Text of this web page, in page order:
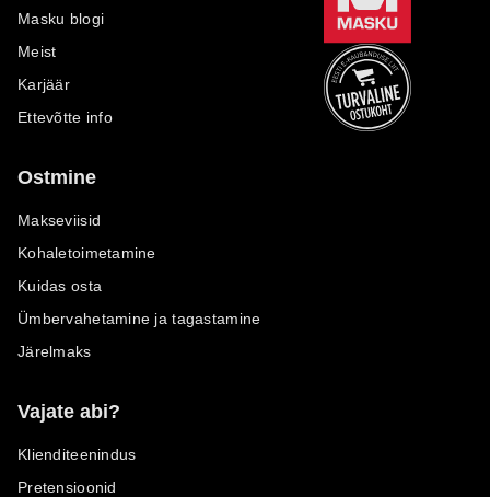
Masku blogi
Meist
Karjäär
Ettevõtte info
Ostmine
Makseviisid
Kohaletoimetamine
Kuidas osta
Ümbervahetamine ja tagastamine
Järelmaks
Vajate abi?
Klienditeenindus
Pretensioonid